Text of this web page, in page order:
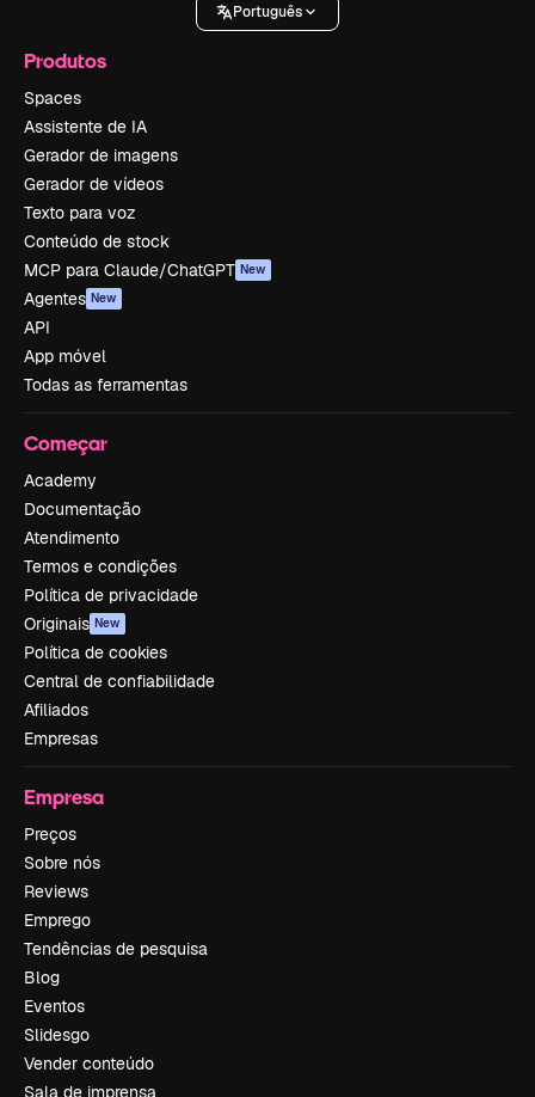
Português
Produtos
Spaces
Assistente de IA
Gerador de imagens
Gerador de vídeos
Texto para voz
Conteúdo de stock
MCP para Claude/ChatGPT New
Agentes New
API
App móvel
Todas as ferramentas
Começar
Academy
Documentação
Atendimento
Termos e condições
Política de privacidade
Originais New
Política de cookies
Central de confiabilidade
Afiliados
Empresas
Empresa
Preços
Sobre nós
Reviews
Emprego
Tendências de pesquisa
Blog
Eventos
Slidesgo
Vender conteúdo
Sala de imprensa